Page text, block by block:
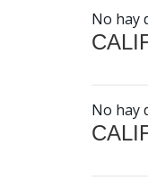
No hay
No hay